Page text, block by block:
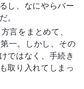
し、なにやらバー
。
言をまとめて、
一。しかし、その
ではなく、手続き
取り入れてしまっ